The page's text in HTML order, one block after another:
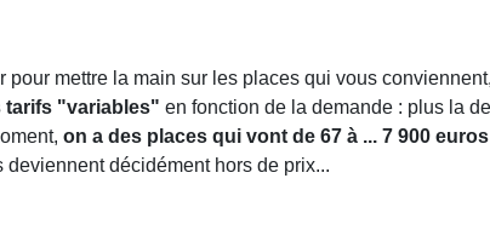
mettre la main sur les places qui vous
tarifs "variables" en fonction de la demande : plus la
on a des places qui vont de 67 à ... 7 900
deviennent décidément hors de prix...